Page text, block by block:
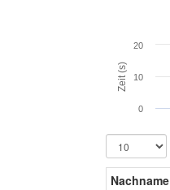
Zeit (s)
0
10
20
Nachname